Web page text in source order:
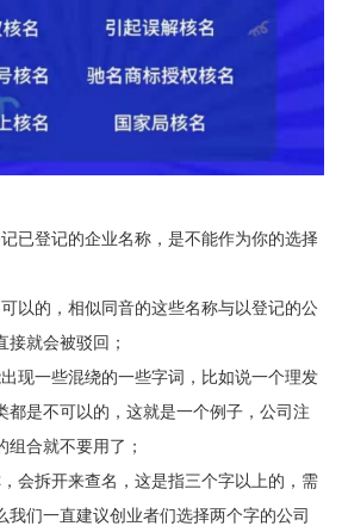
已登记的企业名称，是不能作为你的选择
以的，相似同音的这些名称与以登记的公
就会被驳回；
现一些混绕的一些字词，比如说一个理发
都是不可以的，这就是一个例子，公司注
合就不要用了；
会拆开来查名，这是指三个字以上的，需
我们一直建议创业者们选择两个字的公司